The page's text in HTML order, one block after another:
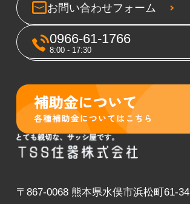
お問い合わせフォーム
0966-61-1766
8:00 - 17:30
〒867-0068 熊本県水俣市浜松町61-34